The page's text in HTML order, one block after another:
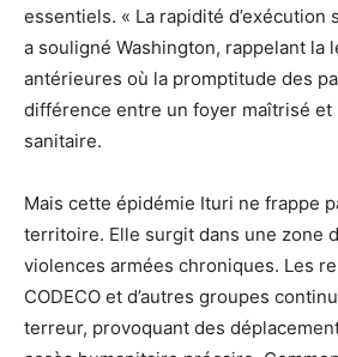
essentiels. « La rapidité d’exécution
a souligné Washington, rappelant la
antérieures où la promptitude des
différence entre un foyer maîtrisé et
sanitaire.
Mais cette épidémie Ituri ne frappe
territoire. Elle surgit dans une zone
violences armées chroniques. Les
CODECO et d’autres groupes
terreur, provoquant des